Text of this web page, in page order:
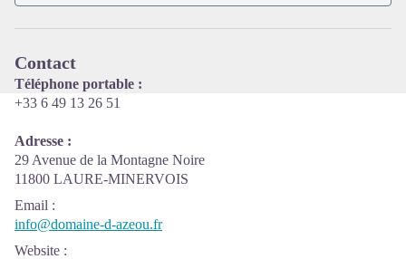
Contact
Téléphone portable :
+33 6 49 13 26 51
Adresse :
29 Avenue de la Montagne Noire
11800 LAURE-MINERVOIS
Email :
info@domaine-d-azeou.fr
Website :